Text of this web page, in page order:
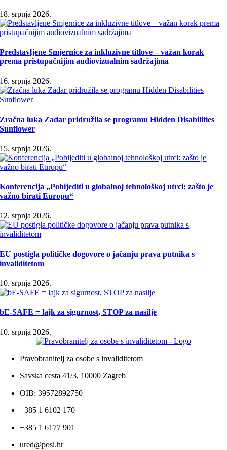
18. srpnja 2026.
Predstavljene Smjernice za inkluzivne titlove – važan korak
prema pristupačnijim audiovizualnim sadržajima
16. srpnja 2026.
Zračna luka Zadar pridružila se programu Hidden Disabilities
Sunflower
15. srpnja 2026.
Konferencija „Pobijediti u globalnoj tehnološkoj utrci: zašto je
važno birati Europu“
12. srpnja 2026.
EU postigla političke dogovore o jačanju prava putnika s
invaliditetom
10. srpnja 2026.
bE-SAFE = lajk za sigurnost, STOP za nasilje
10. srpnja 2026.
Pravobranitelj za osobe s invaliditetom
Savska cesta 41/3, 10000 Zagreb
OIB: 39572892750
+385 1 6102 170
+385 1 6177 901
ured@posi.hr